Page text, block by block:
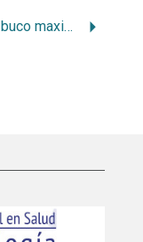
Cirugía buco maxilofacial: un servicio proyectado al futuro